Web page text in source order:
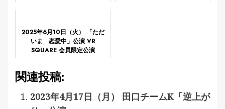
2025年6月10日（火） 「ただ
いま 恋愛中」公演 VR
SQUARE 会員限定公演
関連投稿:
2023年4月17日（月） 田口チームK「逆上が